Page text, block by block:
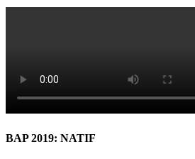
BAP 2019: NATIF